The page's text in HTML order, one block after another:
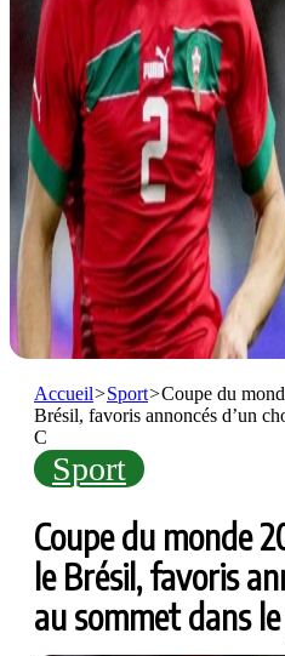
Accueil>Sport>Coupe du
Brésil, favoris annoncés d’un
C
Sport
Coupe du monde
le Brésil, favoris
au sommet dans